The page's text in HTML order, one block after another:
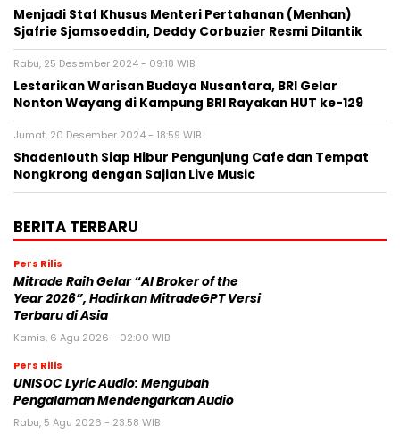
Menjadi Staf Khusus Menteri Pertahanan (Menhan)
Sjafrie Sjamsoeddin, Deddy Corbuzier Resmi Dilantik
Rabu, 25 Desember 2024 - 09:18 WIB
Lestarikan Warisan Budaya Nusantara, BRI Gelar
Nonton Wayang di Kampung BRI Rayakan HUT ke-129
Jumat, 20 Desember 2024 - 18:59 WIB
Shadenlouth Siap Hibur Pengunjung Cafe dan Tempat
Nongkrong dengan Sajian Live Music
BERITA TERBARU
Pers Rilis
Mitrade Raih Gelar “AI Broker of the
Year 2026”, Hadirkan MitradeGPT Versi
Terbaru di Asia
Kamis, 6 Agu 2026 - 02:00 WIB
Pers Rilis
UNISOC Lyric Audio: Mengubah
Pengalaman Mendengarkan Audio
Rabu, 5 Agu 2026 - 23:58 WIB